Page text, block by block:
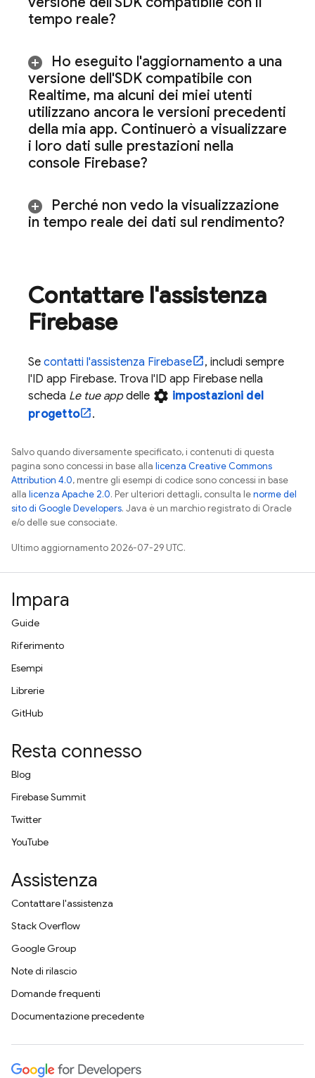
tempo reale?
Ho eseguito l'aggiornamento a una
versione dell'SDK compatibile con
Realtime, ma alcuni dei miei utenti
utilizzano ancora le versioni precedenti
della mia app. Continuerò a visualizzare
i loro dati sulle prestazioni nella
console Firebase?
Perché non vedo la visualizzazione
in tempo reale dei dati sul rendimento?
Contattare l'assistenza
Firebase
Se contatti l'assistenza Firebase
, includi sempre
l'ID app Firebase. Trova l'ID app Firebase nella
scheda Le tue appdelle settings impostazioni del
progetto
.
Salvo quando diversamente specificato, i contenuti di questa
pagina sono concessi in base alla licenza Creative Commons
Attribution 4.0, mentre gli esempi di codice sono concessi in base
alla licenza Apache 2.0. Per ulteriori dettagli, consulta lenorme del
sito di Google Developers. Java è un marchio registrato di Oracle
e/o delle sue consociate.
Ultimo aggiornamento 2026-07-29 UTC.
Impara
Guide
Riferimento
Esempi
Librerie
GitHub
Resta connesso
Blog
Firebase Summit
Twitter
YouTube
Assistenza
Contattare l'assistenza
Stack Overflow
Google Group
Note di rilascio
Domande frequenti
Documentazione precedente